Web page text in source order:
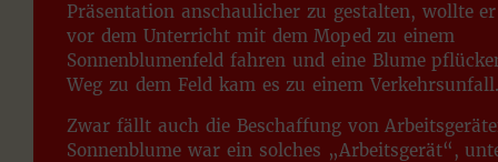
Präsentation anschaulicher zu gestalten, wollte
vor dem Unterricht mit dem Moped zu einem
Sonnenblumenfeld fahren und eine Blume
Weg zu dem Feld kam es zu einem
Zwar fällt auch die Beschaffung von
Sonnenblume war ein solches „Arbeitsgerät“,